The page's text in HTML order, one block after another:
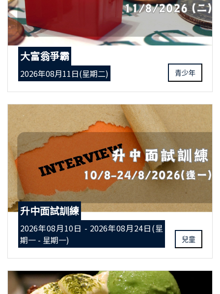
大富翁爭霸
2026年08月11日(星期二) 青少年
升中面試訓練
2026年08月10日 - 2026年08月24日(星
期一 - 星期一)
兒童